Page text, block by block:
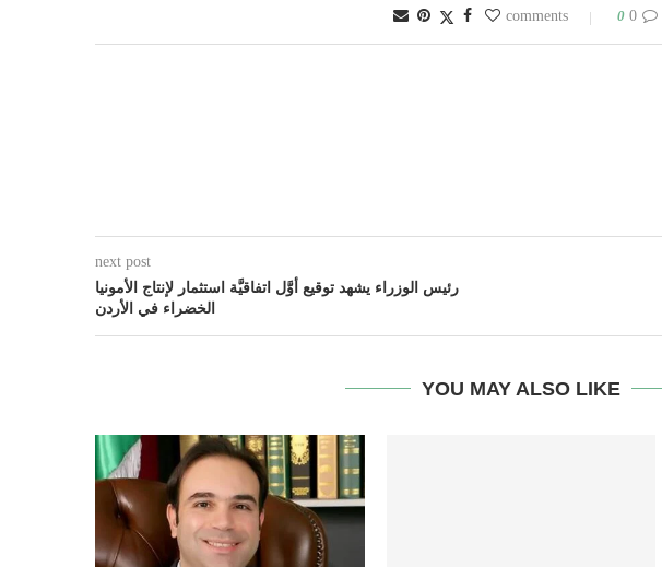
0 comments
0
next post
رئيس الوزراء يشهد توقيع أوَّل اتفاقيَّة استثمار لإنتاج الأمونيا
الخضراء في الأردن
YOU MAY ALSO LIKE